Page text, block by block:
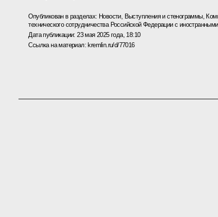
Опубликован в разделах: Новости, Выступления и стенограммы,
технического сотрудничества Российской Федерации с
Дата публикации: 23 мая 2025 года, 18:10
Ссылка на материал: kremlin.ru/d/77016